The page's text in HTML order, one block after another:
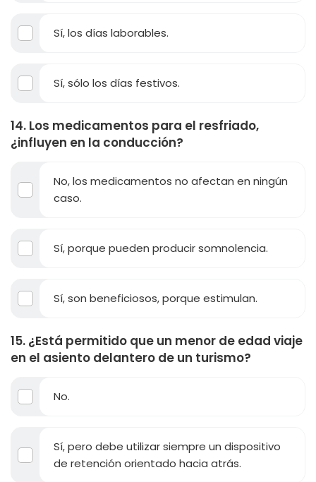
Sí, los días laborables.
Sí, sólo los días festivos.
14. Los medicamentos para el resfriado,
¿influyen en la conducción?
No, los medicamentos no afectan en ningún
caso.
Sí, porque pueden producir somnolencia.
Sí, son beneficiosos, porque estimulan.
15. ¿Está permitido que un menor de edad viaje
en el asiento delantero de un turismo?
No.
Sí, pero debe utilizar siempre un dispositivo
de retención orientado hacia atrás.